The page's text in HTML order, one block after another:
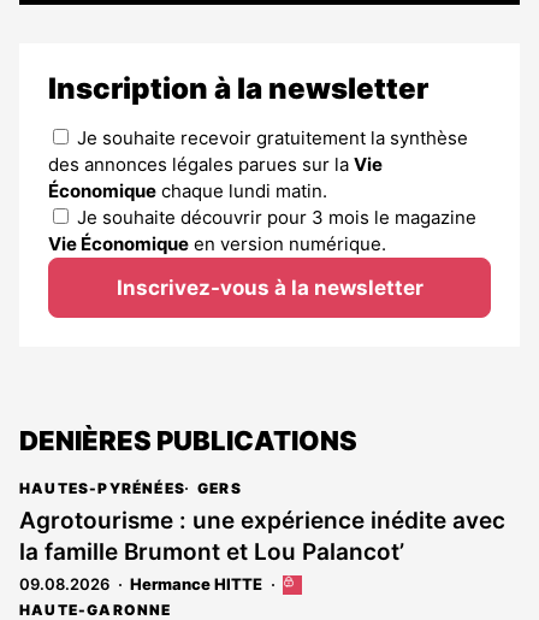
Inscription à la newsletter
Je souhaite recevoir gratuitement la synthèse
des annonces légales parues sur la Vie
Économique chaque lundi matin.
Je souhaite découvrir pour 3 mois le magazine
Vie Économique en version numérique.
Inscrivez-vous à la newsletter
DENIÈRES PUBLICATIONS
HAUTES-PYRÉNÉES GERS
Agrotourisme : une expérience inédite avec
la famille Brumont et Lou Palancot’
09.08.2026 Hermance HITTE
Cet
HAUTE-GARONNE